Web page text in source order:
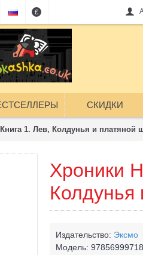
£
СКИДКИ
1. Лев, Колдунья и платяной
Хроники
Издательство: Эксмо
Модель: